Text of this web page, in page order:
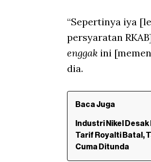
“Sepertinya iya
persyaratan
enggak ini
dia.
Baca Juga
Industri Nikel Desak
Tarif Royalti Batal,
Cuma Ditunda